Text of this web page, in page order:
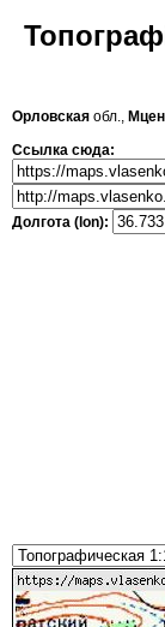
Орловская обл.,
Ссылка сюда:
Долгота (lon):